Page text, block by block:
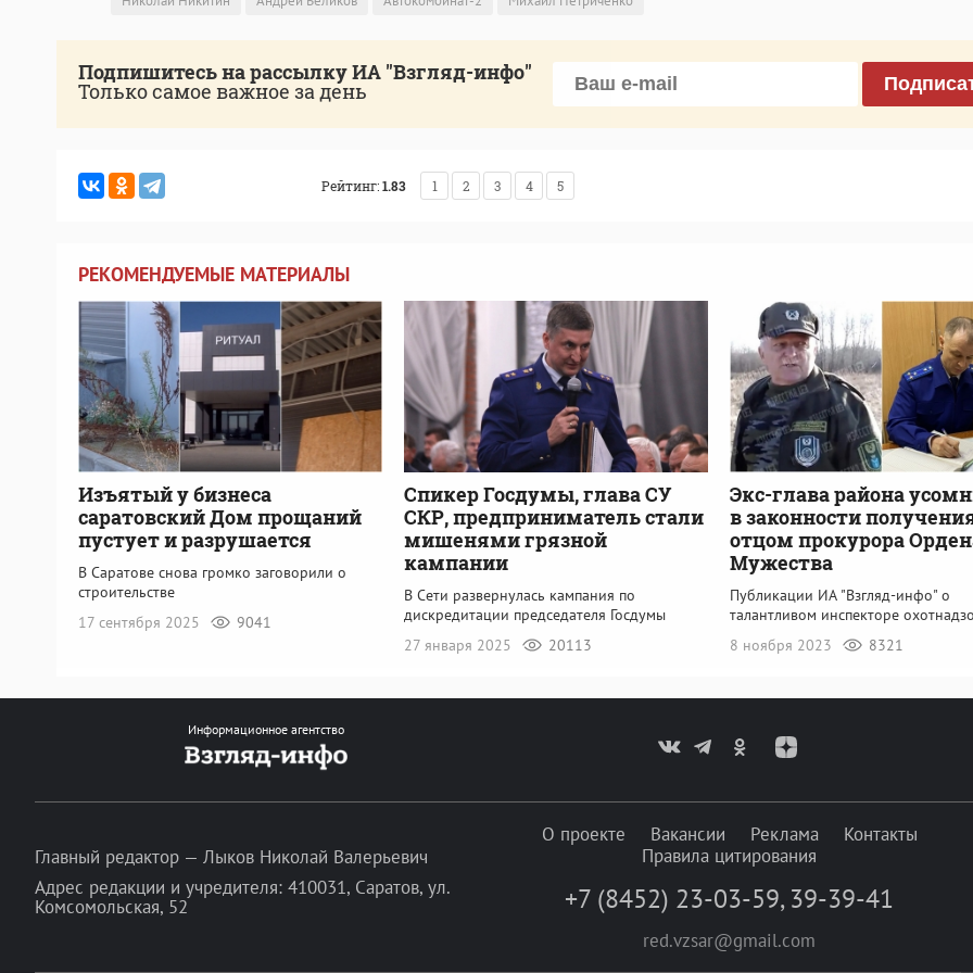
Подпишитесь на рассылку ИА "Взгляд-инфо"
Только самое важное за день
Рейтинг:1.83 1 2 3 4 5
РЕКОМЕНДУЕМЫЕ МАТЕРИАЛЫ
Изъятый у бизнеса
саратовский Дом прощаний
пустует и разрушается
В Саратове снова громко заговорили о
строительстве
17 сентября 2025
9041
Спикер Госдумы, глава СУ
СКР, предприниматель стали
мишенями грязной
кампании
В Сети развернулась кампания по
дискредитации председателя Госдумы
27 января 2025
20113
Экс-глава района
в законности
отцом прокурора
Мужества
Публикации ИА "Взгляд-инфо" о
талантливом инспекторе
8 ноября 2023
8321
Информационное агентство
Главный редактор — Лыков Николай Валерьевич
Адрес редакции и учредителя: 410031, Саратов, ул.
Комсомольская, 52
О проекте Вакансии Реклама
Контакты
Правила цитирования
+7 (8452) 23-03-59, 39-39-41
red.vzsar@gmail.com